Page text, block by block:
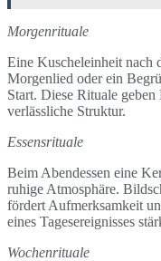
Morgenrituale
Eine Kuscheleinheit nach
Morgenlied oder ein
Start. Diese Rituale
verlässliche Struktur.
Essensrituale
Beim Abendessen eine
ruhige Atmosphäre.
fördert Aufmerksamkeit
eines Tagesereignisses
Wochenrituale